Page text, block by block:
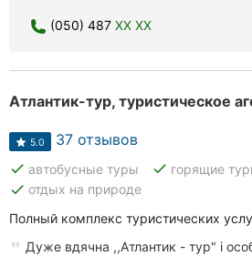
(050) 487 XX XX
Атлантик-тур, туристическое
5.0 37 отзывов
done автобусные туры done горящие
done отдых на природе
Полный комплекс туристических
Дуже вдячна ,,Атлантик - тур" і